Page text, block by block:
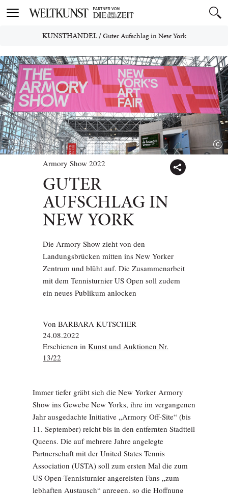
Toggle
KUNSTHANDEL/Guter Aufschlag in New York
Armory Show 2022
GUTER
AUFSCHLAG IN
NEW YORK
Die Armory Show zieht von den
Landungsbrücken mitten ins New Yorker
Zentrum und blüht auf. Die Zusammenarbeit
mit dem Tennisturnier US Open soll zudem
ein neues Publikum anlocken
Von BARBARA KUTSCHER
24.08.2022
Erschienen in Kunst und Auktionen Nr.
13/22
Immer tiefer gräbt sich die New Yorker Armory
Show ins Gewebe New Yorks, ihre im vergangenen
Jahr ausgedachte Initiative „Armory Off-Site“ (bis
11. September) reicht bis in den entfernten Stadtteil
Queens. Die auf mehrere Jahre angelegte
Partnerschaft mit der United States Tennis
Association (USTA) soll zum ersten Mal die zum
US Open-Tennisturnier angereisten Fans „zum
lebhaften Austausch“ anregen, so die Hoffnung